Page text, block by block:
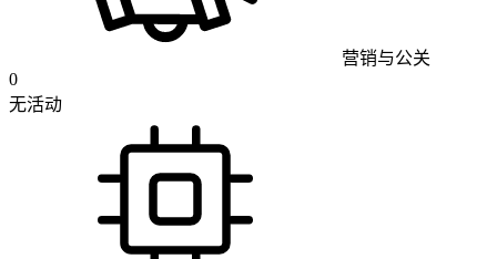
营销与公关
0
无活动